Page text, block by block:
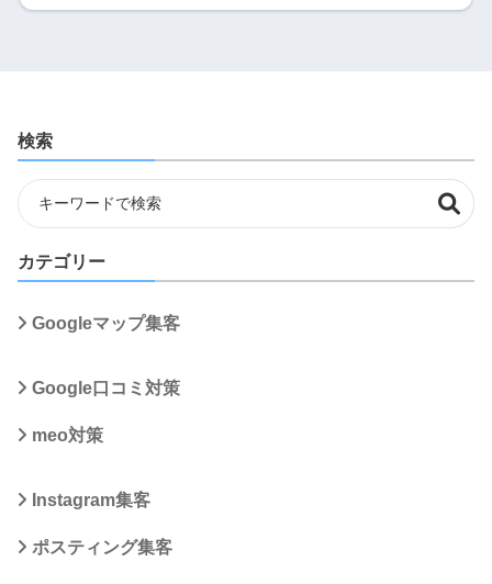
検索
カテゴリー
Googleマップ集客
Google口コミ対策
meo対策
Instagram集客
ポスティング集客